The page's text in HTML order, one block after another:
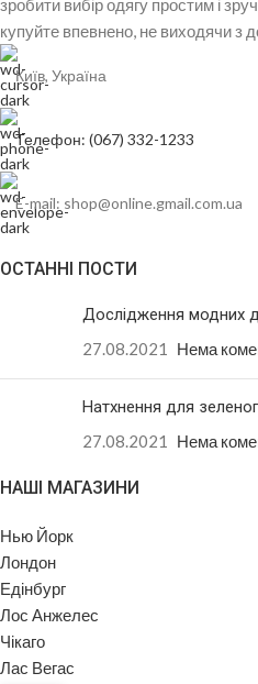
зробити вибір одягу простим і
купуйте впевнено, не виходячи з
Київ, Україна
Телефон: (067) 332-1233
E-mail: shop@online.gmail.com.ua
ОСТАННІ ПОСТИ
Дослідження модних
27.08.2021
Нема
Натхнення для
27.08.2021
Нема
НАШІ МАГАЗИНИ
Нью Йорк
Лондон
Едінбург
Лос Анжелес
Чікаго
Лас Вегас